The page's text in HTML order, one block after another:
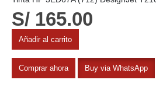
S/ 165.00
Añadir al carrito
Comprar ahora Buy via WhatsApp